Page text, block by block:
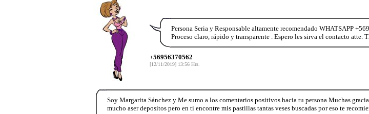
Persona Seria y Responsable altamente recomendado WHATSAPP
Proceso claro, rápido y transparente . Espero les sirva el contacto atte.
+56956370562
[12/11/2019] 13:56 Hrs.
Soy Margarita Sánchez y Me sumo a los comentarios positivos hacia tu persona Muchas
mucho aser depositos pero en ti encontre mis pastillas tantas veses buscadas por eso te